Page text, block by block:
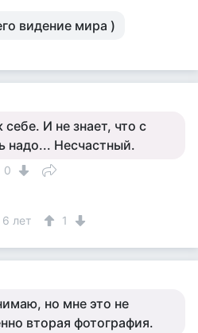
видение мира )
И не знает, что с
надо... Несчастный.
0
6 лет 1
но мне это не
вторая фотография.